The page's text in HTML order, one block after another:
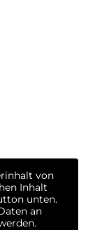
von
Inhalt
unten.
an